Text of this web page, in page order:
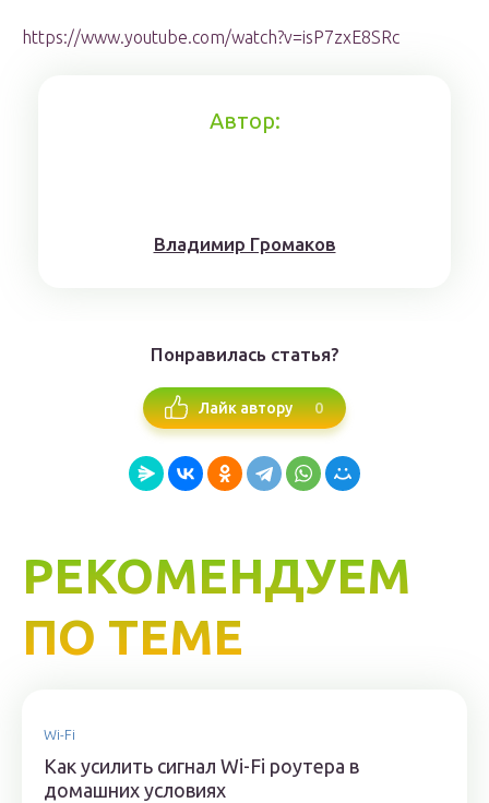
https://www.youtube.com/watch?v=isP7zxE8SRc
Автор:
Влaдимиp Гpoмaкoв
Понравилась статья?
Лайк автору 0
РЕКОМЕНДУЕМ
ПО ТЕМЕ
Wi-Fi
Как усилить сигнал Wi-Fi роутера в
домашних условиях